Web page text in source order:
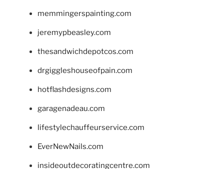
memmingerspainting.com
jeremypbeasley.com
thesandwichdepotcos.com
drgiggleshouseofpain.com
hotflashdesigns.com
garagenadeau.com
lifestylechauffeurservice.com
EverNewNails.com
insideoutdecoratingcentre.com